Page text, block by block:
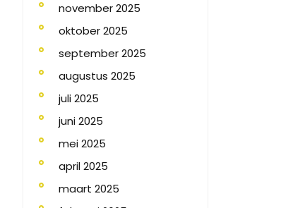
november 2025
oktober 2025
september 2025
augustus 2025
juli 2025
juni 2025
mei 2025
april 2025
maart 2025